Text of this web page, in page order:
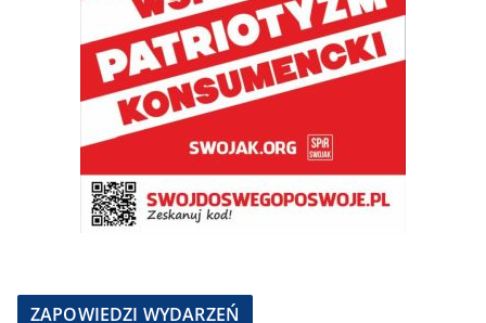
ZAPOWIEDZI WYDARZEŃ